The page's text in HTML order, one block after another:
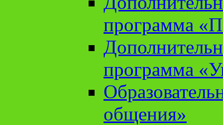
программа
программа
общения»